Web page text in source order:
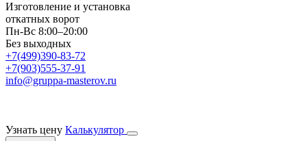
Изготовление и установка
откатных ворот
Пн-Вс 8:00–20:00
Без выходных
+7(499)390-83-72
+7(903)555-37-91
info@gruppa-masterov.ru
Узнать цену Калькулятор